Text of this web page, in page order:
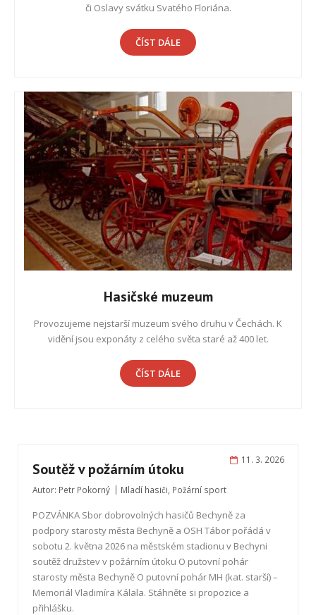
či Oslavy svátku Svatého Floriána.
ČÍST DÁLE
Hasičské muzeum
Provozujeme nejstarší muzeum svého druhu v Čechách. K
vidění jsou exponáty z celého světa staré až 400 let.
ČÍST DÁLE
Soutěž v požárním útoku
Autor: Petr Pokorný Mladí hasiči Požární sport
POZVÁNKA Sbor dobrovolných hasičů Bechyně za
podpory starosty města Bechyně a OSH Tábor pořádá v
sobotu 2. května 2026 na městském stadionu v Bechyni
soutěž družstev v požárním útoku O putovní pohár
starosty města Bechyně O putovní pohár MH (kat. starší) –
Memoriál Vladimíra Kálala. Stáhněte si propozice a
přihlášku.
11. 3. 2026